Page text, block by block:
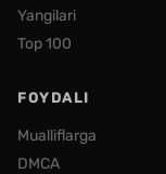
Yangilari
Top 100
FOYDALI
Mualliflarga
DMCA